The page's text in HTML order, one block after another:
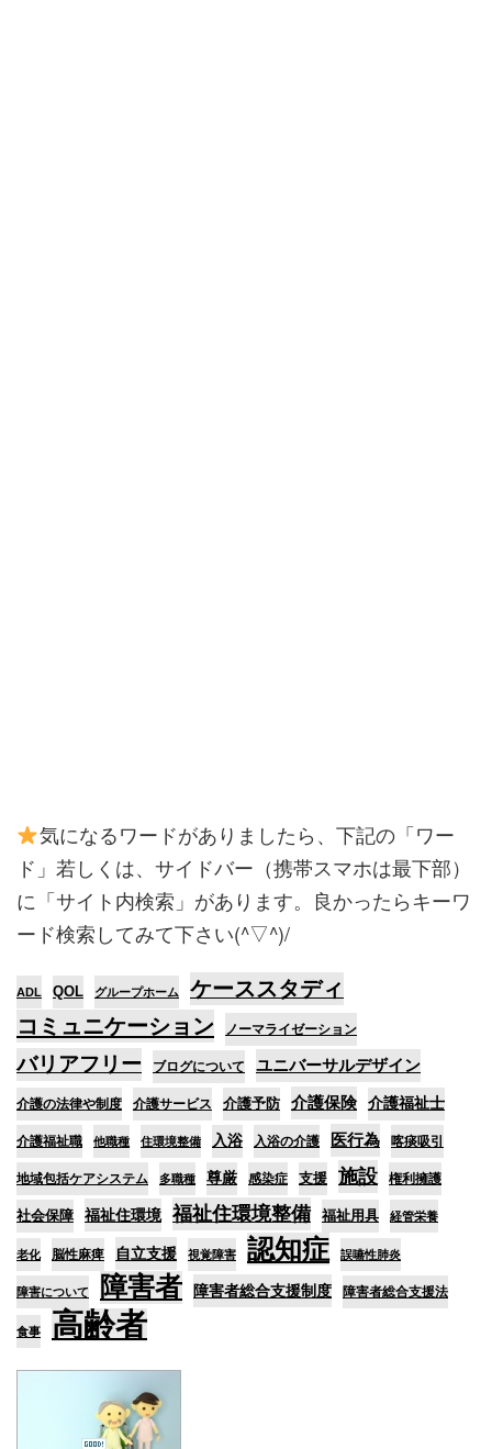
気になるワードがありましたら、下記の「ワー
ド」若しくは、サイドバー（携帯スマホは最下部）
に「サイト内検索」があります。良かったらキーワ
ード検索してみて下さい(^▽^)/
ADL QOL グループホーム
ケーススタディ
コミュニケーション
ノーマライゼーション
バリアフリー ブログについて ユニバーサルデザイン
介護の法律や制度 介護サービス 介護予防 介護保険 介護福祉士
介護福祉職 他職種 住環境整備 入浴 入浴の介護 医行為 喀痰吸引
地域包括ケアシステム 多職種 尊厳 感染症 支援 施設 権利擁護
社会保障 福祉住環境 福祉住環境整備 福祉用具 経管栄養
老化 脳性麻痺 自立支援 視覚障害 認知症 誤嚥性肺炎
障害について 障害者 障害者総合支援制度 障害者総合支援法
食事 高齢者